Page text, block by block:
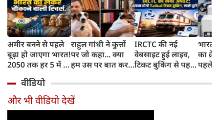
अमीर बनने से पहले
बूढ़ा हो जाएगा भारत!
2050 तक हर 5 में 1
साल से ज्यादा उम्र का
राहुल गांधी ने कुत्तों
पर जो कहा... क्या
हम उस पर बात कर
IRCTC की नई
वेबसाइट हुई लाइव,
टिकट बुकिंग से पहले
काम, जानें पूरा
भारत
का
पहले
और
वीडियो
और भी वीडियो देखें